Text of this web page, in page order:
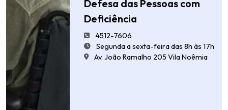
Defesa das Pessoas com
Deficiência
4512-7606
Segunda a sexta-feira das 8h às 17h
Av. João Ramalho 205 Vila Noêmia